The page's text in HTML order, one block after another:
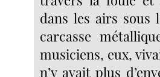
dans les airs sous
carcasse
musiciens, eux,
n’y avait plus